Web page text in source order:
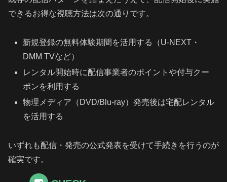
できるお得な視聴方法は次の通りです。
新規登録の無料体験期間を活用する（U-NEXT・
DMM TVなど）
レンタル開始時に配信事業者のポイントや付与クー
ポンを利用する
物理メディア（DVD/Blu-ray）発売後は宅配レンタル
を活用する
いずれも配信・発売の公式発表を受けて手続きを行うのが
確実です。